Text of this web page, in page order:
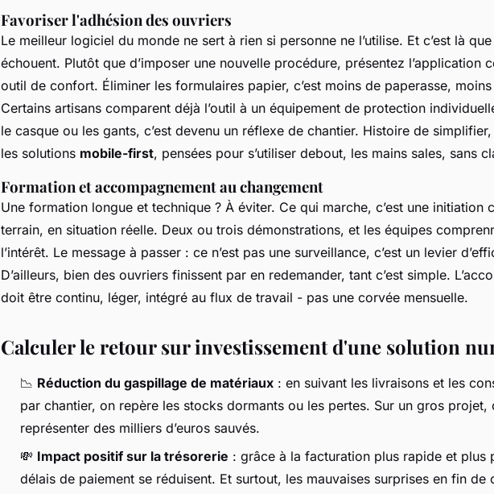
Favoriser l'adhésion des ouvriers
Le meilleur logiciel du monde ne sert à rien si personne ne l’utilise. Et c’est là
échouent. Plutôt que d’imposer une nouvelle procédure, présentez l’application
outil de confort. Éliminer les formulaires papier, c’est moins de paperasse,
Certains artisans comparent déjà l’outil à un équipement de protection
le casque ou les gants, c’est devenu un réflexe de chantier. Histoire de
les solutions mobile-first, pensées pour s’utiliser debout, les mains sales, sans
Formation et accompagnement au changement
Une formation longue et technique ? À éviter. Ce qui marche, c’est une initiation
terrain, en situation réelle. Deux ou trois démonstrations, et les équipes
l’intérêt. Le message à passer : ce n’est pas une surveillance, c’est un levier
D’ailleurs, bien des ouvriers finissent par en redemander, tant c’est simple.
doit être continu, léger, intégré au flux de travail - pas une corvée mensuelle.
Calculer le retour sur investissement d'une solution
📉 Réduction du gaspillage de matériaux : en suivant les livraisons et les
par chantier, on repère les stocks dormants ou les pertes. Sur un gros projet,
représenter des milliers d’euros sauvés.
💸 Impact positif sur la trésorerie : grâce à la facturation plus rapide et plus
délais de paiement se réduisent. Et surtout, les mauvaises surprises en fin de